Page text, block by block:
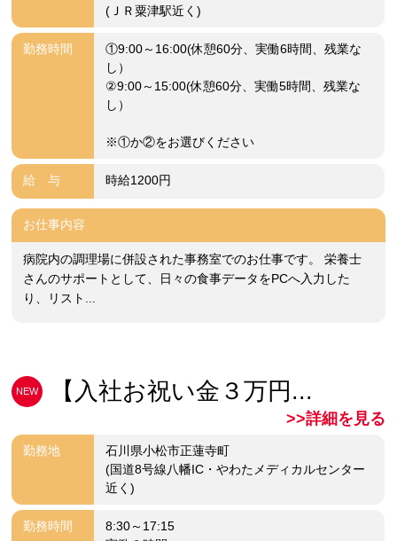
(ＪＲ粟津駅近く)
勤務時間
①9:00～16:00(休憩60分、実働6時間、残業な
し）
②9:00～15:00(休憩60分、実働5時間、残業な
し）
※①か②をお選びください
給 与 時給1200円
お仕事内容
病院内の調理場に併設された事務室でのお仕事です。 栄養士
さんのサポートとして、日々の食事データをPCへ入力した
り、リスト...
NEW 【入社お祝い金３万円...
>>詳細を見る
勤務地
石川県小松市正蓮寺町
(国道8号線八幡IC・やわたメディカルセンター
近く)
勤務時間
8:30～17:15